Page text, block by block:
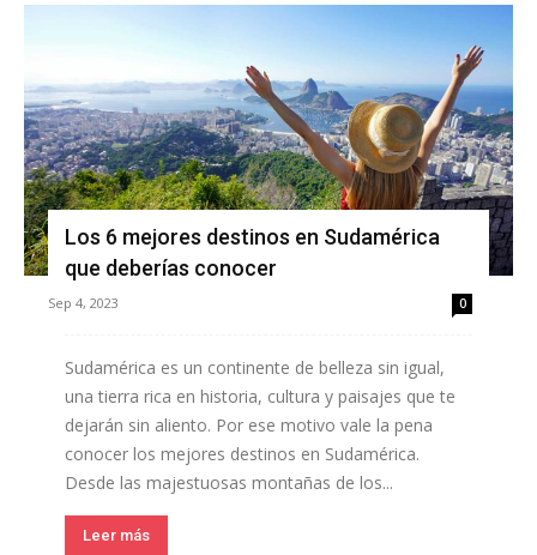
Los 6 mejores destinos en Sudamérica
que deberías conocer
Sep 4, 2023 0
Sudamérica es un continente de belleza sin igual,
una tierra rica en historia, cultura y paisajes que te
dejarán sin aliento. Por ese motivo vale la pena
conocer los mejores destinos en Sudamérica.
Desde las majestuosas montañas de los...
Leer más